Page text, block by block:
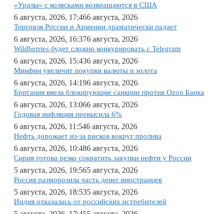
«Уралы» с колясками возвращаются в США
6 августа, 2026, 17:466 августа, 2026
Торговля России и Армении драматически падает
6 августа, 2026, 16:376 августа, 2026
Wildberries будет сложно конкурировать с Telegram
6 августа, 2026, 15:436 августа, 2026
Минфин увеличит покупки валюты и золота
6 августа, 2026, 14:196 августа, 2026
Британия ввела блокирующие санкции против Ozon Банка
6 августа, 2026, 13:066 августа, 2026
Годовая инфляция превысила 6%
6 августа, 2026, 11:546 августа, 2026
Нефть дорожает из-за рисков вокруг пролива
6 августа, 2026, 10:486 августа, 2026
Сирия готова резко сократить закупки нефти у России
5 августа, 2026, 19:565 августа, 2026
Россия разморозила часть денег иностранцев
5 августа, 2026, 18:535 августа, 2026
Индия отказалась от российских истребителей